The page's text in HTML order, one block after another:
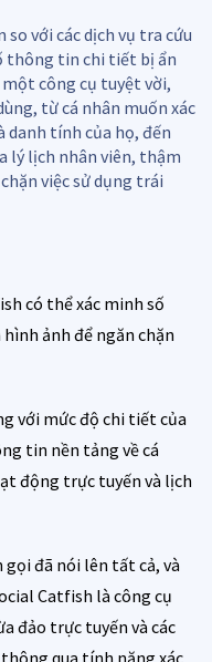
so với các dịch vụ tra cứu
thông tin chi tiết bị ẩn
công cụ tuyệt vời,
từ cá nhân muốn xác
tính của họ, đến
lý lịch nhân viên, thậm
việc sử dụng trái
có thể xác minh số
ảnh để ngăn chặn
với mức độ chi tiết của
tin nền tảng về cá
động trực tuyến và lịch
gọi đã nói lên tất cả, và
Catfish là công cụ
đảo trực tuyến và các
qua tính năng xác